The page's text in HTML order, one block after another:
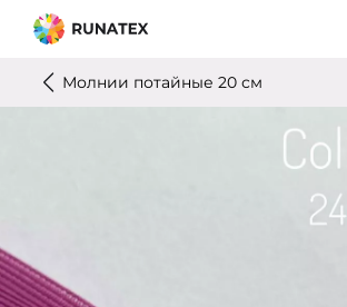
Молнии потайные 20 см